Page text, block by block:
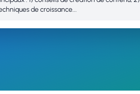
de croissance...